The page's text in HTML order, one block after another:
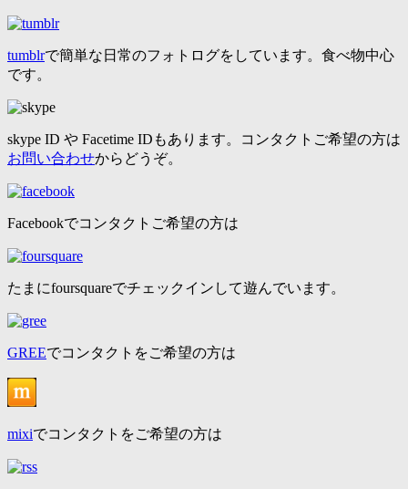
tumblrで簡単な日常のフォトログをしています。食べ物中心
です。
skype ID や Facetime IDもあります。コンタクトご希望の方は
お問い合わせからどうぞ。
Facebookでコンタクトご希望の方は
たまにfoursquareでチェックインして遊んでいます。
GREEでコンタクトをご希望の方は
mixiでコンタクトをご希望の方は